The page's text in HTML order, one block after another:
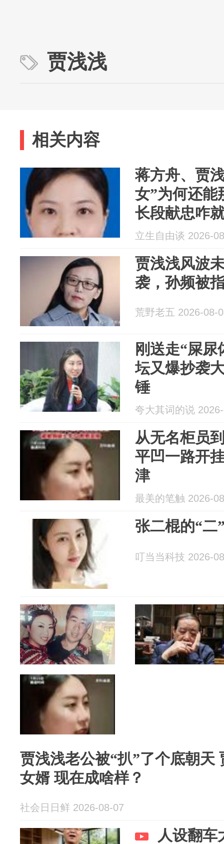
贾浅浅
相关内容
蒋方舟、贾
女”为何还能
长段献忠咋
大“抄抄作业
立生自由谈 2026-
贾浅浅风波
袭，孙频被
荒野老五 2026-08-
刚送走“屎
坛又爆抄袭
锤
夸大其词的说
从无名柜员
平凹一路开
津
最美的笔触 2026-
张二棍的“二
叮当当科技 2026-
贾浅浅老公被“扒”了个底朝天
女婿 现在成啥样？
社会日日鲜 2026-08-07
人设翻车